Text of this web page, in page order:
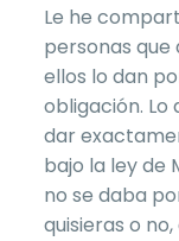
Le he
personas que
ellos lo dan
obligación. Lo
dar
bajo la ley de
no se daba
quisieras o